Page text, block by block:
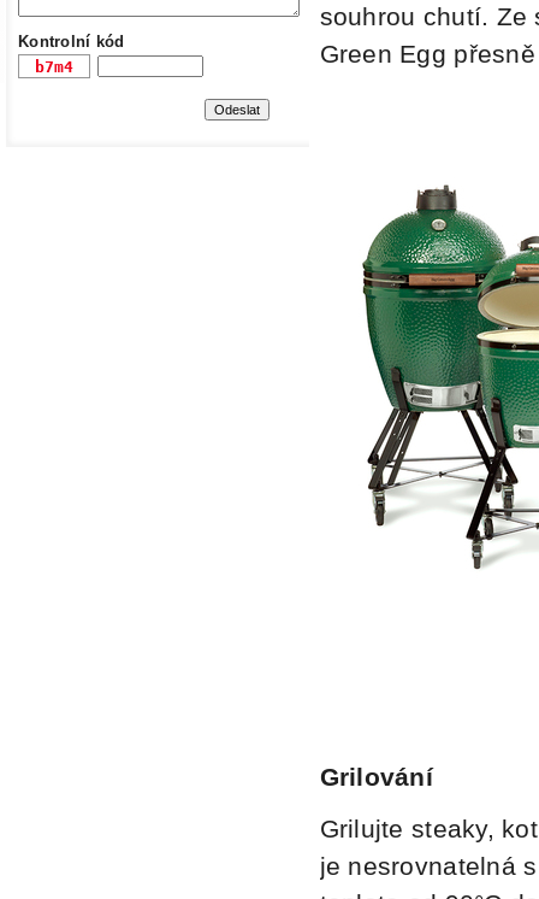
Kontrolní kód
souhrou chutí. Ze
Green Egg
Grilování
Grilujte steaky,
je nesrovnatelná